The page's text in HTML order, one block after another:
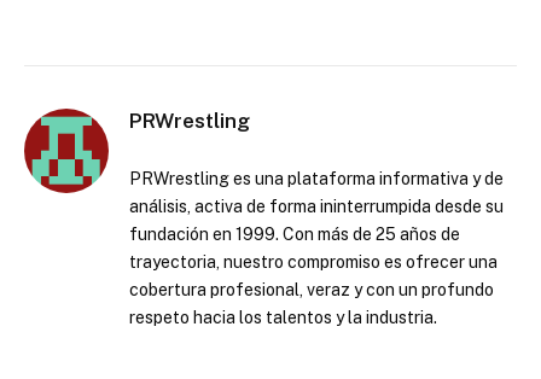
PRWrestling
PRWrestling es una plataforma informativa y de
análisis, activa de forma ininterrumpida desde su
fundación en 1999. Con más de 25 años de
trayectoria, nuestro compromiso es ofrecer una
cobertura profesional, veraz y con un profundo
respeto hacia los talentos y la industria.